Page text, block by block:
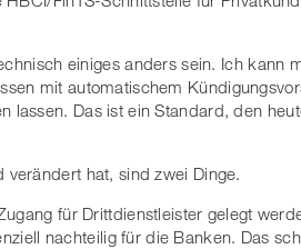
einiges anders sein. Ich kann
mit automatischem
lassen. Das ist ein Standard, den
verändert hat, sind zwei Dinge.
für Drittdienstleister gelegt
nachteilig für die Banken. Das